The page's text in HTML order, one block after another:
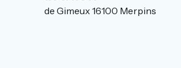
Avenue de Gimeux 16100 Merpins